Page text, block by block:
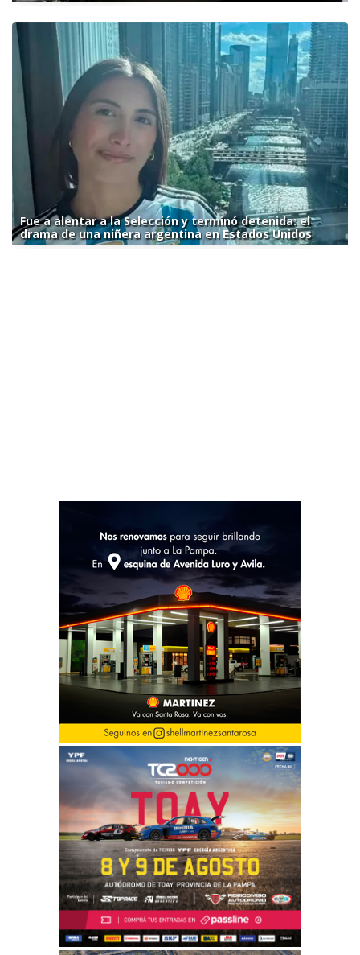
Fue a alentar a la Selección y terminó detenida: el
drama de una niñera argentina en Estados Unidos